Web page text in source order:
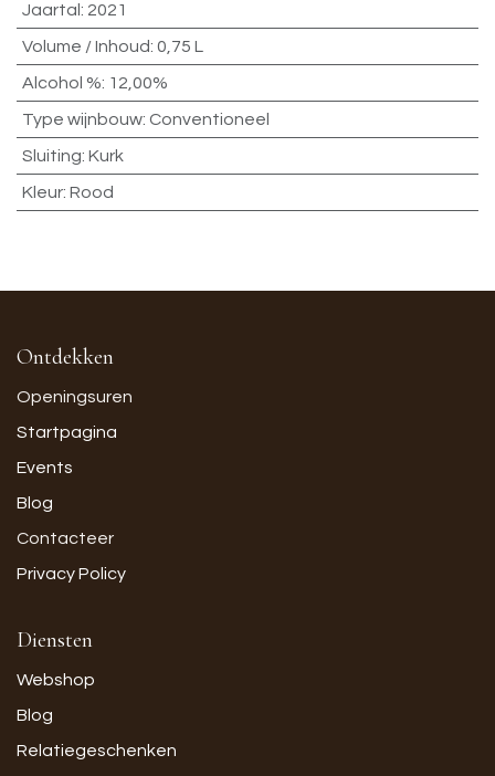
Jaartal : 2021
Volume / Inhoud: 0,75 L
Alcohol %: 12,00%
Type wijnbouw: Conventioneel
Sluiting: Kurk
Kleur: Rood
Ontdekken
Openingsuren
Startpagina
Events
Blog
Contacteer
Privacy Policy
Diensten
Webshop
Blog
Relatiegeschenken